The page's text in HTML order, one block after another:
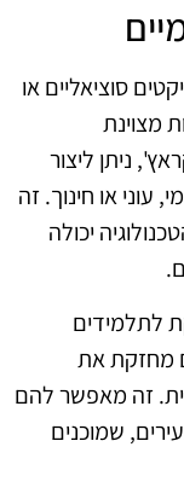
סוציאליים או
מצוינת
ניתן ליצור
עוני או חינוך. זה
יכולה
לתלמידים
מחזקת את
זה מאפשר להם
שמוכנים